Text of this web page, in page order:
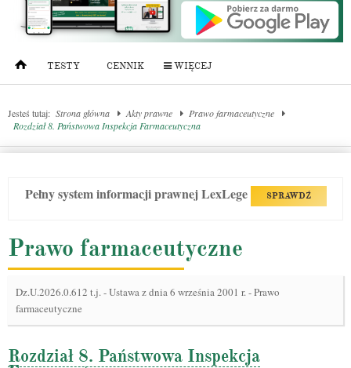
TESTY CENNIK WIĘCEJ
Jesteś tutaj: Strona główna Akty prawne
Prawo farmaceutyczne
Rozdział 8. Państwowa Inspekcja Farmaceutyczna
Pełny system informacji prawnej LexLege SPRAWDŹ
Prawo farmaceutyczne
Dz.U.2026.0.612 t.j.-Ustawa z dnia 6 września 2001 r. - Prawo
farmaceutyczne
Rozdział 8. Państwowa Inspekcja